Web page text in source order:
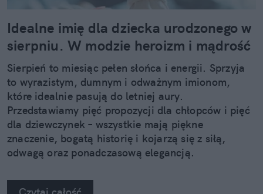
Idealne imię dla dziecka urodzonego w
sierpniu. W modzie heroizm i mądrość
Sierpień to miesiąc pełen słońca i energii. Sprzyja
to wyrazistym, dumnym i odważnym imionom,
które idealnie pasują do letniej aury.
Przedstawiamy pięć propozycji dla chłopców i pięć
dla dziewczynek – wszystkie mają piękne
znaczenie, bogatą historię i kojarzą się z siłą,
odwagą oraz ponadczasową elegancją.